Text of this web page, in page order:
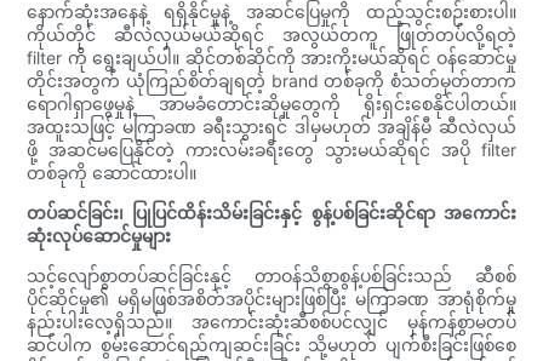
နောက်ဆုံးအနေနဲ့ ရရှိနိုင်မှုနဲ့ အဆင်ပြေမှုကို ထည့်သွင်းစဉ်းစားပါ။
ကိုယ်တိုင် ဆီလဲလှယ်မယ်ဆိုရင် အလွယ်တကူ ဖြုတ်တပ်လို့ရတဲ့
filter ကို ရွေးချယ်ပါ။ ဆိုင်တစ်ဆိုင်ကို အားကိုးမယ်ဆိုရင် ဝန်ဆောင်မှု
တိုင်းအတွက် ယုံကြည်စိတ်ချရတဲ့ brand တစ်ခုကို စံသတ်မှတ်တာက
ရောဂါရှာဖွေမှုနဲ့ အာမခံတောင်းဆိုမှုတွေကို ရိုးရှင်းစေနိုင်ပါတယ်။
အထူးသဖြင့် မကြာခဏ ခရီးသွားရင် ဒါမှမဟုတ် အချိန်မီ ဆီလဲလှယ်
ဖို့ အဆင်မပြေနိုင်တဲ့ ကားလမ်းခရီးတွေ သွားမယ်ဆိုရင် အပို filter
တစ်ခုကို ဆောင်ထားပါ။
တပ်ဆင်ခြင်း၊ ပြုပြင်ထိန်းသိမ်းခြင်းနှင့် စွန့်ပစ်ခြင်းဆိုင်ရာ အကောင်း
ဆုံးလုပ်ဆောင်မှုများ
သင့်လျော်စွာတပ်ဆင်ခြင်းနှင့် တာဝန်သိစွာစွန့်ပစ်ခြင်းသည် ဆီစစ်
ပိုင်ဆိုင်မှု၏ မရှိမဖြစ်အစိတ်အပိုင်းများဖြစ်ပြီး မကြာခဏ အာရုံစိုက်မှု
နည်းပါးလေ့ရှိသည်။ အကောင်းဆုံးဆီစစ်ပင်လျှင် မှန်ကန်စွာမတပ်
ဆင်ပါက စွမ်းဆောင်ရည်ကျဆင်းခြင်း သို့မဟုတ် ပျက်စီးခြင်းဖြစ်စေ